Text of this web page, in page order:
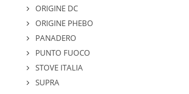
ORIGINE DC
ORIGINE PHEBO
PANADERO
PUNTO FUOCO
STOVE ITALIA
SUPRA